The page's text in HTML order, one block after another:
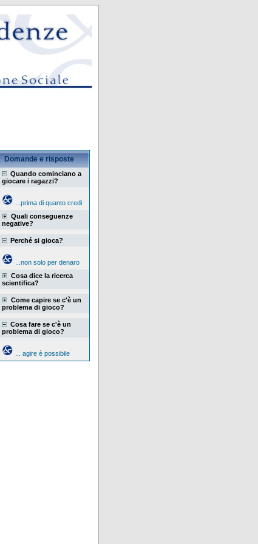
Domande e risposte
Quando cominciano a
giocare i ragazzi?
...prima di quanto credi
Quali conseguenze
negative?
Perché si gioca?
...non solo per denaro
Cosa dice la ricerca
scientifica?
Come capire se c'è un
problema di gioco?
Cosa fare se c'è un
problema di gioco?
... agire è possibile